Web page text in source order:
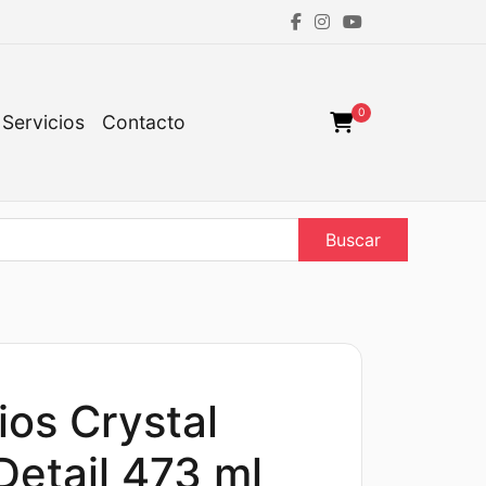
Servicios Contacto 0
Buscar
Crystal
473 ml